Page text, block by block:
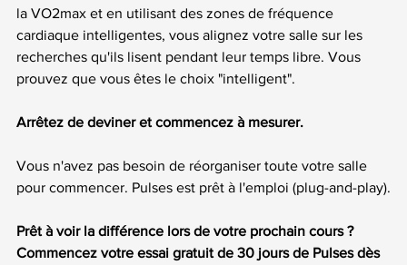
la VO2max et en utilisant des zones de fréquence
cardiaque intelligentes, vous alignez votre salle sur les
recherches qu'ils lisent pendant leur temps libre. Vous
prouvez que vous êtes le choix "intelligent".
Arrêtez de deviner et commencez à mesurer.
Vous n'avez pas besoin de réorganiser toute votre salle
pour commencer. Pulses est prêt à l'emploi (plug-and-play).
Prêt à voir la différence lors de votre prochain cours ?
Commencez votre essai gratuit de 30 jours de Pulses dès